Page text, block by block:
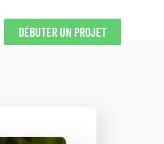
DÉBUTER UN
PROJET
DÉBUTER UN PROJET